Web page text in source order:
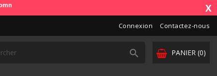
OdbDiag vous livre dans toute l'Europe. Vos paiements sont X
Connexion Contactez-nous
PANIER (0)
